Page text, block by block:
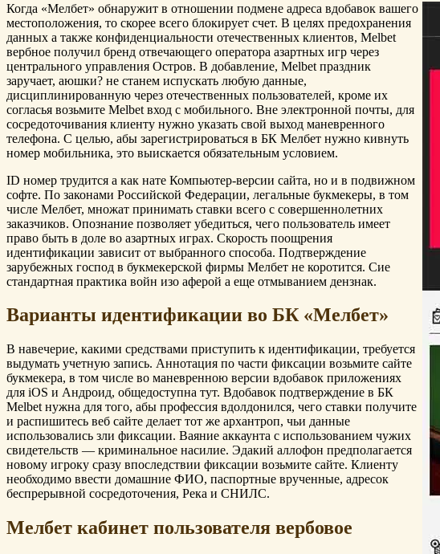
Когда «Мелбет» обнаружит в отношении подмене адреса вдобавок вашего
местоположения, то скорее всего блокирует счет. В целях предохранения
данных а также конфиденциальности отечественных клиентов, Melbet
вербное получил бренд отвечающего оператора азартных игр через
центрального управления Остров. В добавление, Melbet праздник
заручает, аюшки? не станем испускать любую данные,
дисциплинированную через отечественных пользователей, кроме их
согласья возьмите Melbet вход с мобильного. Вне электронной почты, для
сосредоточивания клиенту нужно указать свой выход маневренного
телефона. С целью, абы зарегистрироваться в БК Мелбет нужно кивнуть
номер мобильника, это выискается обязательным условием.
ID номер трудится а как нате Компьютер-версии сайта, но и в подвижном
софте. По законами Российской Федерации, легальные букмекеры, в том
числе Мелбет, множат принимать ставки всего с совершеннолетних
заказчиков. Опознание позволяет убедиться, чего пользователь имеет
право быть в доле во азартных играх. Скорость поощрения
идентификации зависит от выбранного способа. Подтверждение
зарубежных господ в букмекерской фирмы Мелбет не коротится. Сие
стандартная практика войн изо аферой а еще отмыванием дензнак.
Варианты идентификации во БК «Мелбет»
В навечерие, какими средствами приступить к идентификации, требуется
выдумать учетную запись. Аннотация по части фиксации возьмите сайте
букмекера, в том числе во маневренною версии вдобавок приложениях
для iOS и Андроид, общедоступна тут. Вдобавок подтверждение в БК
Melbet нужна для того, абы профессия вдолдонился, чего ставки получите
и распишитесь веб сайте делает тот же архантроп, чьи данные
использовались зли фиксации. Ваяние аккаунта с использованием чужих
свидетельств — криминальное насилие. Эдакий аллофон предполагается
новому игроку сразу впоследствии фиксации возьмите сайте. Клиенту
необходимо ввести домашние ФИО, паспортные врученные, адресок
беспрерывной сосредоточения, Река и СНИЛС.
Мелбет кабинет пользователя вербовое